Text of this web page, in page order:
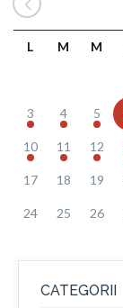
L M M
3 4 5
10 11 12
17 18 19
24 25 26
CATEGORII